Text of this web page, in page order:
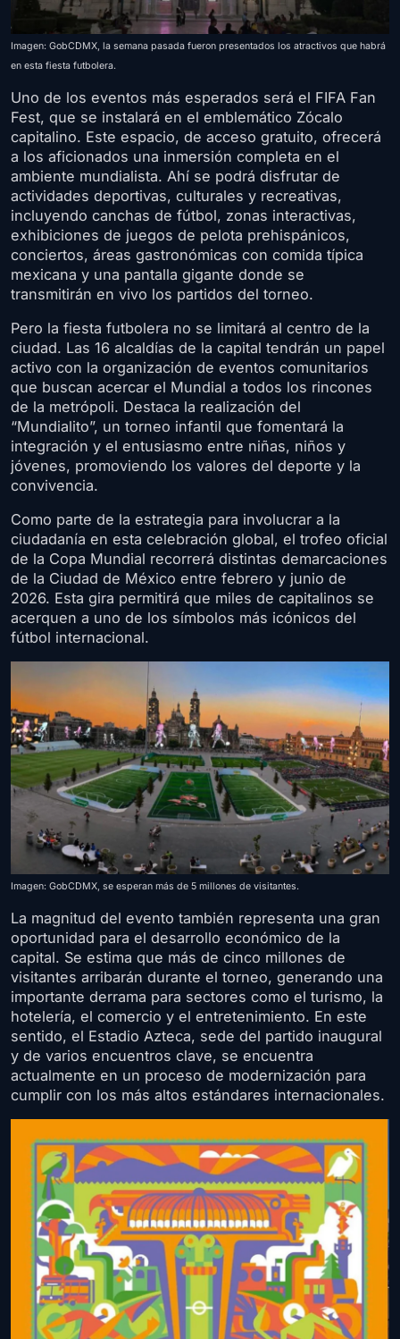
Imagen: GobCDMX, la semana pasada fueron presentados los atractivos que habrá
en esta fiesta futbolera.
Uno de los eventos más esperados será el FIFA Fan
Fest, que se instalará en el emblemático Zócalo
capitalino. Este espacio, de acceso gratuito, ofrecerá
a los aficionados una inmersión completa en el
ambiente mundialista. Ahí se podrá disfrutar de
actividades deportivas, culturales y recreativas,
incluyendo canchas de fútbol, zonas interactivas,
exhibiciones de juegos de pelota prehispánicos,
conciertos, áreas gastronómicas con comida típica
mexicana y una pantalla gigante donde se
transmitirán en vivo los partidos del torneo.
Pero la fiesta futbolera no se limitará al centro de la
ciudad. Las 16 alcaldías de la capital tendrán un papel
activo con la organización de eventos comunitarios
que buscan acercar el Mundial a todos los rincones
de la metrópoli. Destaca la realización del
“Mundialito”, un torneo infantil que fomentará la
integración y el entusiasmo entre niñas, niños y
jóvenes, promoviendo los valores del deporte y la
convivencia.
Como parte de la estrategia para involucrar a la
ciudadanía en esta celebración global, el trofeo oficial
de la Copa Mundial recorrerá distintas demarcaciones
de la Ciudad de México entre febrero y junio de
2026. Esta gira permitirá que miles de capitalinos se
acerquen a uno de los símbolos más icónicos del
fútbol internacional.
Imagen: GobCDMX, se esperan más de 5 millones de visitantes.
La magnitud del evento también representa una gran
oportunidad para el desarrollo económico de la
capital. Se estima que más de cinco millones de
visitantes arribarán durante el torneo, generando una
importante derrama para sectores como el turismo, la
hotelería, el comercio y el entretenimiento. En este
sentido, el Estadio Azteca, sede del partido inaugural
y de varios encuentros clave, se encuentra
actualmente en un proceso de modernización para
cumplir con los más altos estándares internacionales.